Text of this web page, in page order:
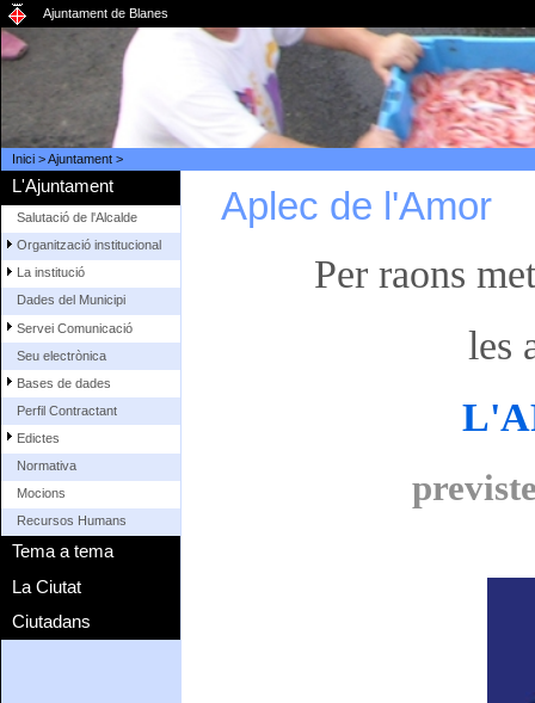
Ajuntament de Blanes
Inici>Ajuntament>
L'Ajuntament
Salutació de l'Alcalde
Organització institucional
La institució
Dades del Municipi
Servei Comunicació
Seu electrònica
Bases de dades
Perfil Contractant
Edictes
Normativa
Mocions
Recursos Humans
Tema a tema
La Ciutat
Ciutadans
Aplec de l'Amor
Per raons
les